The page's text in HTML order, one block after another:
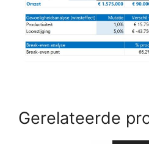
Gerelateerde